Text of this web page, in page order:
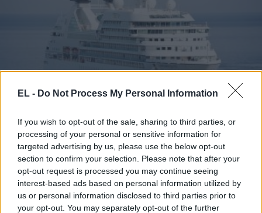
EL - Do Not Process My Personal Information
If you wish to opt-out of the sale, sharing to third parties, or
processing of your personal or sensitive information for
targeted advertising by us, please use the below opt-out
section to confirm your selection. Please note that after your
opt-out request is processed you may continue seeing
interest-based ads based on personal information utilized by
us or personal information disclosed to third parties prior to
your opt-out. You may separately opt-out of the further
3 Μαΐου - 21:27
Ο ΠΟΥ συνδέει 3 θανάτους σε κρουαζιερόπλοιο στον
Ατλαντικό «με πιθανό ξέσπασμα ιού hantavirus»